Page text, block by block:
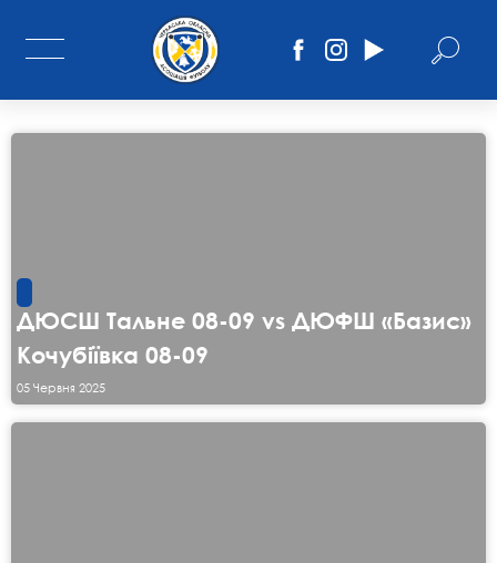
ДЮСШ Тальне 08-09 vs ДЮФШ «Базис»
Кочубіївка 08-09
05 Червня 2025